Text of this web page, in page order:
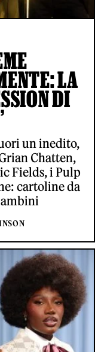
LA
DI
un inedito,
Chatten,
Fields, i Pulp
cartoline da